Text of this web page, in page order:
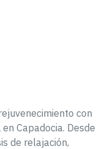
con
Capadocia. Desde
de relajación,